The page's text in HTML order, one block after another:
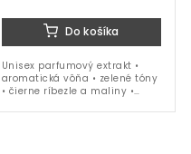
Do košíka
Unisex parfumový extrakt •
aromatická vôňa • zelené tóny
• čierne ríbezle a maliny •
• 100 ml